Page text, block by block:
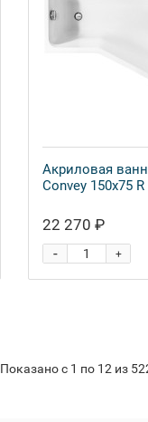
Акриловая
Convey 150x75 R
22 270 ₽
+
-
Показано с 1 по 12 из